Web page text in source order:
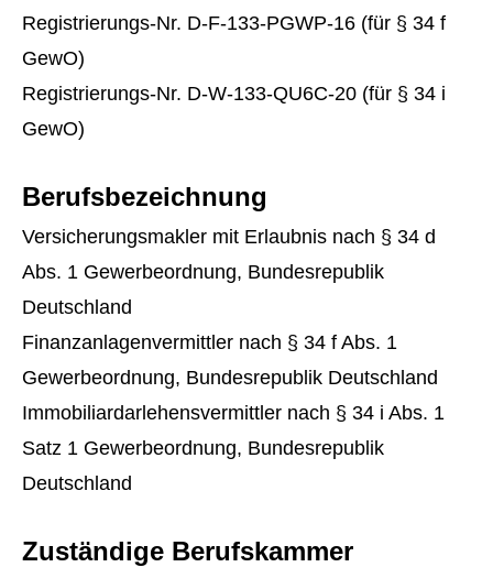
Registrierungs-Nr. D-F-133-PGWP-16 (für § 34 f
GewO)
Registrierungs-Nr. D-W-133-QU6C-20 (für § 34 i
GewO)
Berufsbezeichnung
Ver­sicherungs­makler mit Erlaubnis nach § 34 d
Abs. 1 Gewerbeordnung, Bundesrepublik
Deutschland
Finanzanlagenvermittler nach § 34 f Abs. 1
Gewerbeordnung, Bundesrepublik Deutschland
Immobiliardarlehensvermittler nach § 34 i Abs. 1
Satz 1 Gewerbeordnung, Bundesrepublik
Deutschland
Zuständige Berufskammer